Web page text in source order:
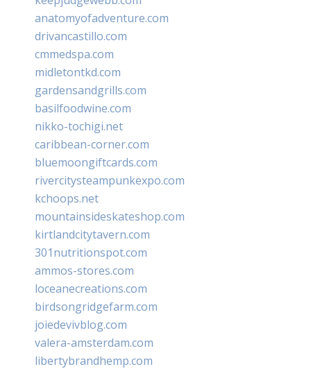
anatomyofadventure.com
drivancastillo.com
cmmedspa.com
midletontkd.com
gardensandgrills.com
basilfoodwine.com
nikko-tochigi.net
caribbean-corner.com
bluemoongiftcards.com
rivercitysteampunkexpo.com
kchoops.net
mountainsideskateshop.com
kirtlandcitytavern.com
301nutritionspot.com
ammos-stores.com
loceanecreations.com
birdsongridgefarm.com
joiedevivblog.com
valera-amsterdam.com
libertybrandhemp.com